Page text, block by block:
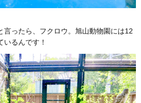
言ったら、フクロウ。旭山動物園には12
るんです！